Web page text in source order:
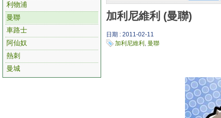
利物浦
曼聯
車路士
阿仙奴
熱刺
曼城
加利尼維利 (曼聯)
日期 : 2011-02-11
加利尼維利 , 曼聯